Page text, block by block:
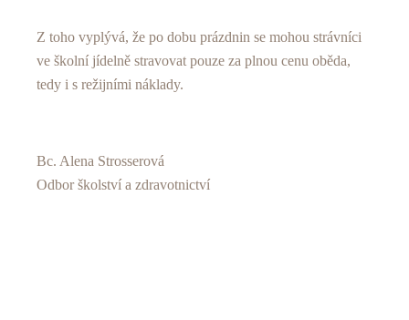
Z toho vyplývá, že po dobu prázdnin se mohou strávníci
ve školní jídelně stravovat pouze za plnou cenu oběda,
tedy i s režijními náklady.
Bc. Alena Strosserová
Odbor školství a zdravotnictví